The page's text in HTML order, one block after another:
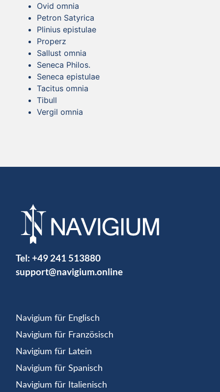
Ovid omnia
Petron Satyrica
Plinius epistulae
Properz
Sallust omnia
Seneca Philos.
Seneca epistulae
Tacitus omnia
Tibull
Vergil omnia
Tel: +49 241 513880
support@navigium.online
Navigium für Englisch
Navigium für Französisch
Navigium für Latein
Navigium für Spanisch
Navigium für Italienisch